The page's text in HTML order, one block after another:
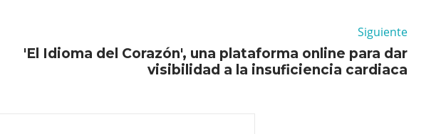
Siguiente
'El Idioma del Corazón', una plataforma online para dar
visibilidad a la insuficiencia cardiaca